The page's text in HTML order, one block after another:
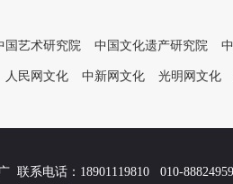
国艺术研究院 中国文化遗产研究院
人民网文化 中新网文化 光明网文化
联系电话：18901119810 010-